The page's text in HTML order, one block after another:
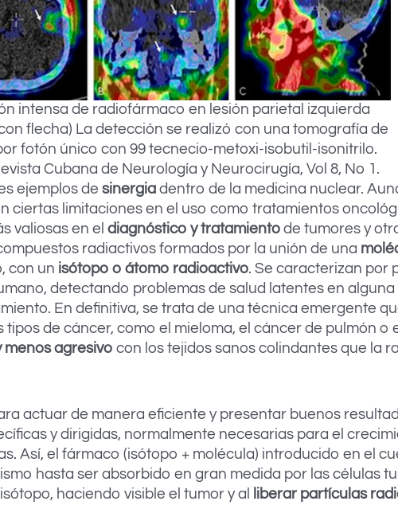
intensa de radiofármaco en lesión parietal izquierda
flecha) La detección se realizó con una tomografía de
fotón único con 99 tecnecio-metoxi-isobutil-isonitrilo.
Cubana de Neurología y Neurocirugía, Vol 8, No 1.
ejemplos de sinergia dentro de la medicina nuclear.
ciertas limitaciones en el uso como tratamientos
valiosas en el diagnóstico y tratamiento de tumores y
radiactivos formados por la unión de una
con un isótopo o átomo radioactivo. Se caracterizan por
detectando problemas de salud latentes en alguna
En definitiva, se trata de una técnica emergente
de cáncer, como el mieloma, el cáncer de pulmón o
agresivo con los tejidos sanos colindantes que la
actuar de manera eficiente y presentar buenos
y dirigidas, normalmente necesarias para el
Así, el fármaco (isótopo + molécula) introducido en el
hasta ser absorbido en gran medida por las células
haciendo visible el tumor y al
liberar partículas